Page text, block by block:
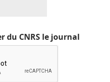
du CNRS le journal